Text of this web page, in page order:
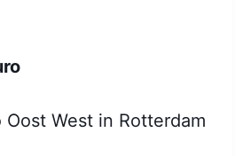
West in Rotterdam